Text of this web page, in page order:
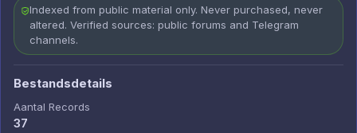
Indexed from public material only. Never purchased, never
altered. Verified sources: public forums and Telegram
channels.
Bestandsdetails
Aantal Records
37